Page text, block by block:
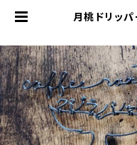
月桃ドリッ